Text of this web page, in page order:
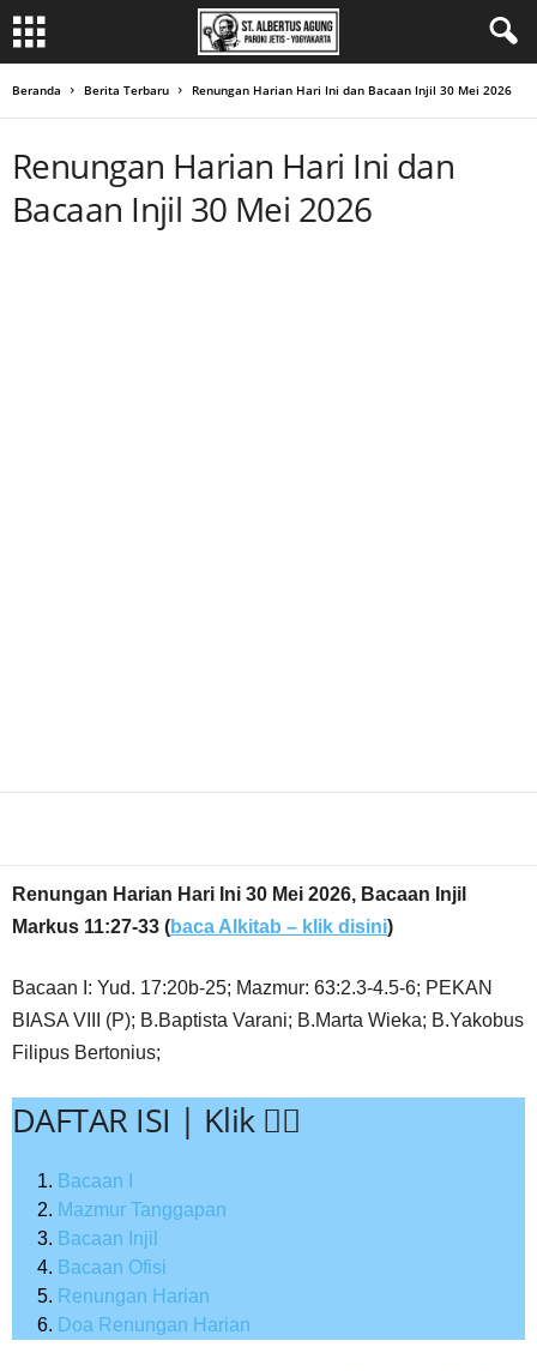
Beranda Berita Terbaru Renungan Harian Hari Ini dan Bacaan Injil 30 Mei 2026
Renungan Harian Hari Ini dan
Bacaan Injil 30 Mei 2026
Renungan Harian Hari Ini 30 Mei 2026, Bacaan Injil
Markus 11:27-33 (baca Alkitab – klik disini)
Bacaan I: Yud. 17:20b-25; Mazmur: 63:2.3-4.5-6; PEKAN
BIASA VIII (P); B.Baptista Varani; B.Marta Wieka; B.Yakobus
Filipus Bertonius;
DAFTAR ISI | Klik 👇🏻
Bacaan I
Mazmur Tanggapan
Bacaan Injil
Bacaan Ofisi
Renungan Harian
Doa Renungan Harian